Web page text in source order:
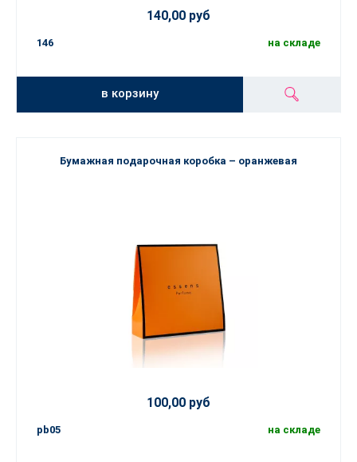
140,00 руб
146 на складе
в корзину
Бумажная подарочная коробка – оранжевая
100,00 руб
pb05 на складе